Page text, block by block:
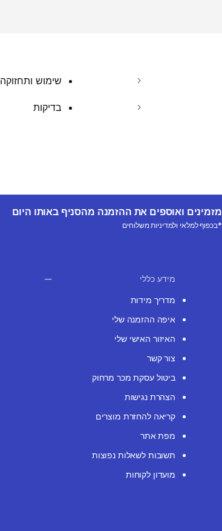
שימוש ותחזוקה
בדיקות
מזמינים ואוספים את ההזמנה מהסניף באותו היום
*בכפוף למלאי ולמדיניות משלוחים
מידע כללי
מדריך מידות
איפה ההזמנה שלי
האיזור האישי שלי
צור קשר
ביטול עסקת מכר מרחוק
הצהרת נגישות
קריאה להחזרת מוצרים
מפת אתר
תשובות לשאלות נפוצות
מועדון לקוחות